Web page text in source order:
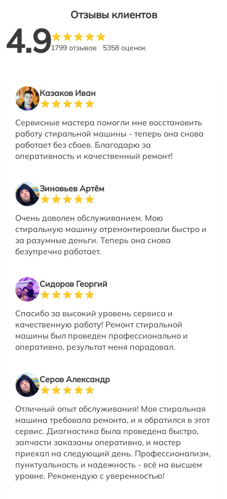
Отзывы клиентов
4.91799 отзывов 5358 оценок
Казаков Иван
Сервисные мастера помогли мне восстановить
работу стиральной машины - теперь она снова
работает без сбоев. Благодарю за
оперативность и качественный ремонт!
Зиновьев Артём
Очень доволен обслуживанием. Мою
стиральную машину отремонтировали быстро и
за разумные деньги. Теперь она снова
безупречно работает.
Сидоров Георгий
Спасибо за высокий уровень сервиса и
качественную работу! Ремонт стиральной
машины был проведен профессионально и
оперативно, результат меня порадовал.
Серов Александр
Отличный опыт обслуживания! Моя стиральная
машина требовала ремонта, и я обратился в этот
сервис. Диагностика была проведена быстро,
запчасти заказаны оперативно, и мастер
приехал на следующий день. Профессионализм,
пунктуальность и надежность - всё на высшем
уровне. Рекомендую с уверенностью!